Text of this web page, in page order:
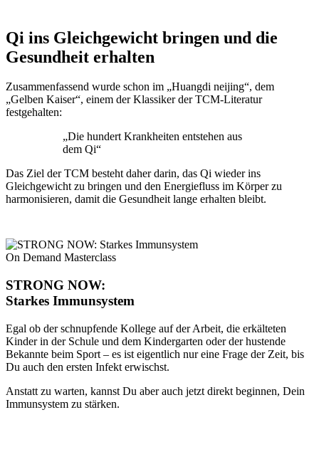
Qi ins Gleichgewicht bringen und die
Gesundheit erhalten
Zusammenfassend wurde schon im „Huangdi neijing“, dem
„Gelben Kaiser“, einem der Klassiker der TCM-Literatur
festgehalten:
„Die hundert Krankheiten entstehen aus
dem Qi“
Das Ziel der TCM besteht daher darin, das Qi wieder ins
Gleichgewicht zu bringen und den Energiefluss im Körper zu
harmonisieren, damit die Gesundheit lange erhalten bleibt.
On Demand Masterclass
STRONG NOW:
Starkes Immunsystem
Egal ob der schnupfende Kollege auf der Arbeit, die erkälteten
Kinder in der Schule und dem Kindergarten oder der hustende
Bekannte beim Sport – es ist eigentlich nur eine Frage der Zeit, bis
Du auch den ersten Infekt erwischst.
Anstatt zu warten, kannst Du aber auch jetzt direkt beginnen, Dein
Immunsystem zu stärken.